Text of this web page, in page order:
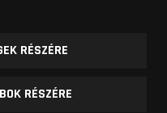
RÉSZÉRE
RÉSZÉRE